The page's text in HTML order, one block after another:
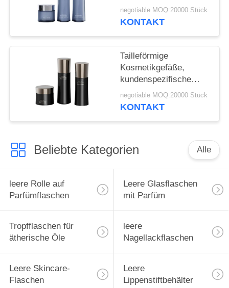
Flasche Großhandel
Wasserlotion Creme
maßgeschneidert
negotiable MOQ:20000 Stück
KONTAKT
Tailleförmige
Kosmetikgefäße,
kundenspezifische
undurchsichtige PETG-
Flaschen,
negotiable MOQ:20000 Stück
KONTAKT
Beliebte Kategorien Alle
leere Rolle auf
Parfümflaschen
Leere Glasflaschen
mit Parfüm
Tropfflaschen für
ätherische Öle
leere
Nagellackflaschen
Leere Skincare-
Flaschen
Leere
Lippenstiftbehälter